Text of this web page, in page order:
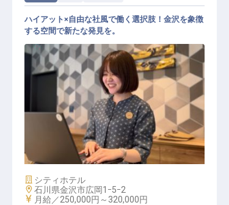
フロントスタッフ│大手外資系／髪
色＆ネイル自由／従業員食堂・ジム
ハイアット×自由な社風で働く選択肢！金沢を象徴
する空間で新たな発見を。
施設業態
シティホテル
勤務地
石川県金沢市広岡1ｰ5ｰ2
給与
月給／250,000円～ 320,000円